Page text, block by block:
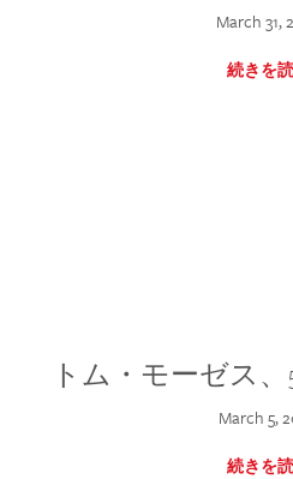
March 31,
続きを
トム・モーゼス
March 5,
続きを